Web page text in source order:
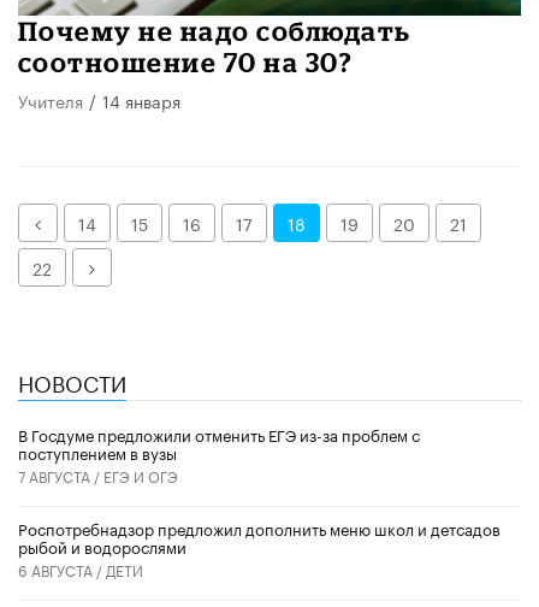
Почему не надо соблюдать
соотношение 70 на 30?
Учителя / 14 января
Назад14 15 16 17 18 19 20
21
22
Далее
НОВОСТИ
В Госдуме предложили отменить ЕГЭ из-за проблем с
поступлением в вузы
7 АВГУСТА / ЕГЭ И ОГЭ
Роспотребнадзор предложил дополнить меню школ и детсадов
рыбой и водорослями
6 АВГУСТА / ДЕТИ